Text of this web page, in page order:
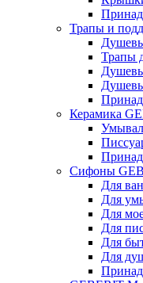
Трапы и
Трапы
Керамика
Сифоны
Для
Для
Для
Для
Для
Для